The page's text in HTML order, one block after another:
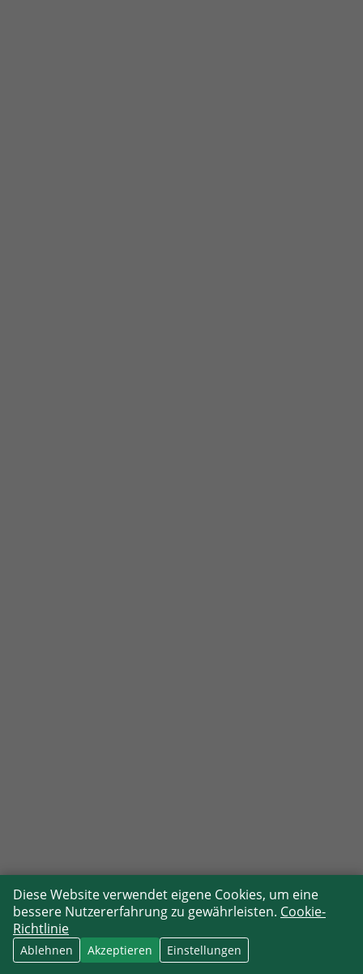
Diese Website verwendet eigene Cookies, um eine
bessere Nutzererfahrung zu gewährleisten. Cookie-
Richtlinie
Ablehnen Akzeptieren Einstellungen